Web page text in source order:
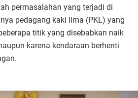
permasalahan yang terjadi di
pedagang kaki lima (PKL) yang
titik yang disebabkan naik
karena kendaraan berhenti